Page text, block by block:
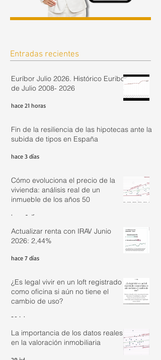
Entradas recientes
Euríbor Julio 2026. Histórico Euribor
de Julio 2008- 2026
hace 21 horas
Fin de la resiliencia de las hipotecas ante la
subida de tipos en España
hace 3 días
Cómo evoluciona el precio de la
vivienda: análisis real de un
inmueble de los años 50
hace 6 días
Actualizar renta con IRAV Junio
2026: 2,44%
hace 7 días
¿Es legal vivir en un loft registrado
como oficina si aún no tiene el
cambio de uso?
30 jul
La importancia de los datos reales
en la valoración inmobiliaria